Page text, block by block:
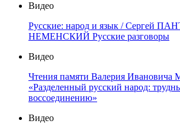
Видео
Русские: народ и язык / Сергей
НЕМЕНСКИЙ Русские разговоры
Видео
Чтения памяти Валерия Ивановича
«Разделенный русский народ:
воссоединению»
Видео